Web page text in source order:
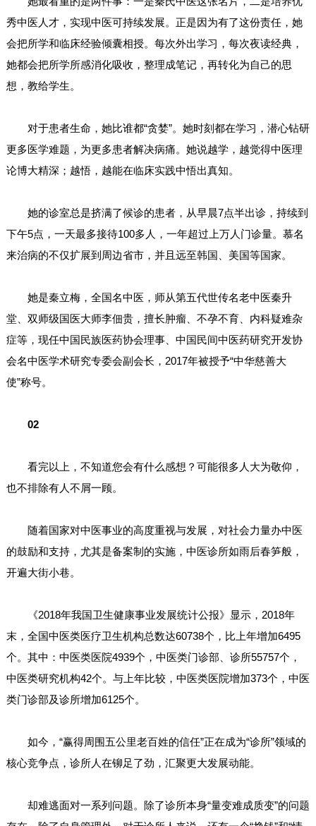
秀中医人才，实现中医可持续发展。正是因为有了这份责任，她
会把所学和临床经验倾囊相授。每次外出学习，每次夜读经典，
她都会把所学所感消化吸收，整理成笔记，再转化为自己的思
想，教给学生。
对于患者生命，她比谁都“贪婪”。她时刻都在学习，潜心钻研
更多医学难题，为更多患者解决病痛。她说越学，越觉得中医理
论博大精深；越悟，越能在临床实践中悟出真知。
她的诊室总是挤满了候诊的患者，从早晨7点半出诊，持续到
下午5点，一天最多接待100多人，一年超过上万人门诊量。慕名
来治病的不仅扩展到周边省市，并且远至韩国、美国等国家。
她是秦立梅，全国名中医，师从第五代世传名老中医秦升
堂、双师级国医大师李佃贵，擅长肿瘤、不孕不育、内科疑难杂
症等，现任中国民族医药协会理事、中国民间中医药研究开发协
会名中医学术研究专委会副会长，2017年被授予“中华慈善大
使”称号。
02
看完以上，不知道您会有什么感想？可能很多人大为敬仰，
也不排除有人不屑一顾。
随着国家对中医事业的高度重视与发展，对社会力量办中医
的鼓励和支持，尤其是备案制的实施，中医诊所如雨后春笋般，
开遍大街小巷。
《2018年我国卫生健康事业发展统计公报》显示，2018年
末，全国中医类医疗卫生机构总数达60738个，比上年增加6495
个。其中：中医类医院4939个，中医类门诊部、诊所55757个，
中医类研究机构42个。与上年比较，中医类医院增加373个，中医
类门诊部及诊所增加6125个。
如今，“赢得周围五公里老百姓的信任”正在成为“诊所”领域的
核心竞争点，诊所人在铆足了劲，汇聚更大发展动能。
却难逃面对一系列问题。除了诊所本身“量变难成质变”的问题